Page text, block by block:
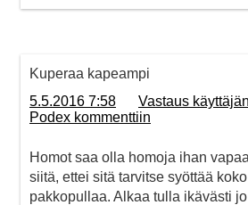
Kuperaa kapeampi
5.5.2016 7:58
Vastaus
Podex kommenttiin
Homot saa olla homoja ihan
siitä, ettei sitä tarvitse syöttää
pakkopullaa. Alkaa tulla ikävästi